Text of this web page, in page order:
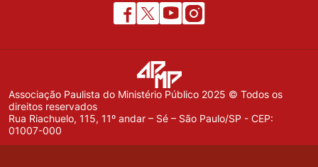
Associação Paulista do Ministério Público 2025 © Todos os
direitos reservados
Rua Riachuelo, 115, 11º andar – Sé – São Paulo/SP - CEP:
01007-000